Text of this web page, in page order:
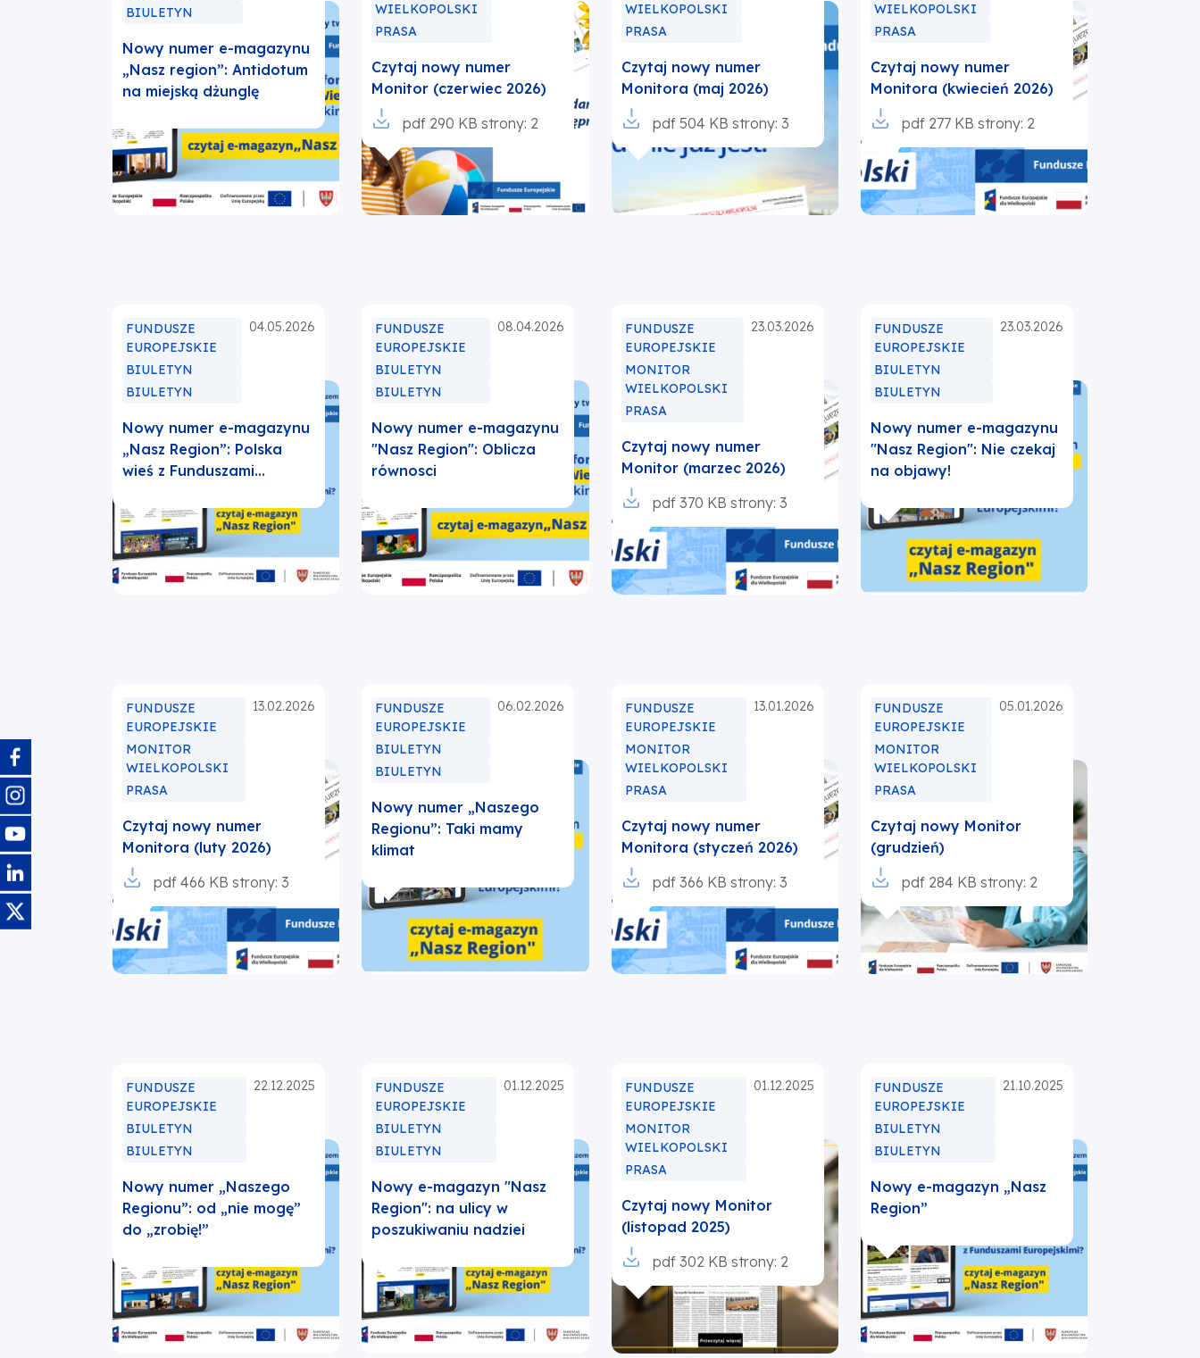
BIULETYN
Nowy numer e-magazynu
„Nasz region”: Antidotum
na miejską dżunglę
WIELKOPOLSKI
PRASA
Czytaj nowy numer
Monitor (czerwiec 2026)
Otworzy
się
w
nowej
karcie
pdf 290 KBstrony: 2
WIELKOPOLSKI
PRASA
Czytaj nowy numer
Monitora (maj 2026)
Otworzy
się
nowej
karcie
pdf 504 KB strony: 3
WIELKOPOLSKI
PRASA
Czytaj nowy numer
Monitora (kwiecień 2026)
Otworzy
w
nowej
karcie
pdf 277 KB strony: 2
FUNDUSZE
EUROPEJSKIE
BIULETYN
BIULETYN
04.05.2026
Nowy numer e-magazynu
„Nasz Region”: Polska
wieś z Funduszami
FUNDUSZE
EUROPEJSKIE
BIULETYN
BIULETYN
08.04.2026
Nowy numer e-magazynu
"Nasz Region": Oblicza
równosci
FUNDUSZE
EUROPEJSKIE
MONITOR
WIELKOPOLSKI
PRASA
23.03.2026
Czytaj nowy numer
Monitor (marzec 2026)
Otworzy
w
nowej
karcie
pdf 370 KB strony: 3
FUNDUSZE
EUROPEJSKIE
BIULETYN
BIULETYN
23.03.2026
Nowy numer e-magazynu
"Nasz Region": Nie czekaj
na objawy!
FUNDUSZE
EUROPEJSKIE
MONITOR
WIELKOPOLSKI
PRASA
13.02.2026
Czytaj nowy numer
Monitora (luty 2026)
Otworzy
w
nowej
karcie
pdf 466 KB strony: 3
FUNDUSZE
EUROPEJSKIE
BIULETYN
BIULETYN
06.02.2026
Nowy numer „Naszego
Regionu”: Taki mamy
klimat
FUNDUSZE
EUROPEJSKIE
MONITOR
WIELKOPOLSKI
PRASA
13.01.2026
Czytaj nowy numer
Monitora (styczeń 2026)
Otworzy
w
nowej
karcie
pdf 366 KB strony: 3
FUNDUSZE
EUROPEJSKIE
MONITOR
WIELKOPOLSKI
PRASA
05.01.2026
Czytaj nowy Monitor
(grudzień)
Otworzy
się
w
nowej
karcie
pdf 284 KB strony: 2
FUNDUSZE
EUROPEJSKIE
BIULETYN
BIULETYN
22.12.2025
Nowy numer „Naszego
Regionu”: od „nie mogę”
do „zrobię!”
FUNDUSZE
EUROPEJSKIE
BIULETYN
BIULETYN
01.12.2025
Nowy e-magazyn "Nasz
Region": na ulicy w
poszukiwaniu nadziei
FUNDUSZE
EUROPEJSKIE
MONITOR
WIELKOPOLSKI
PRASA
01.12.2025
Czytaj nowy Monitor
(listopad 2025)
Otworzy
się
nowej
karcie
pdf 302 KB strony: 2
FUNDUSZE
EUROPEJSKIE
BIULETYN
BIULETYN
21.10.2025
Nowy e-magazyn „Nasz
Region”
Obraz
Obraz
Obraz
Obraz
Obraz